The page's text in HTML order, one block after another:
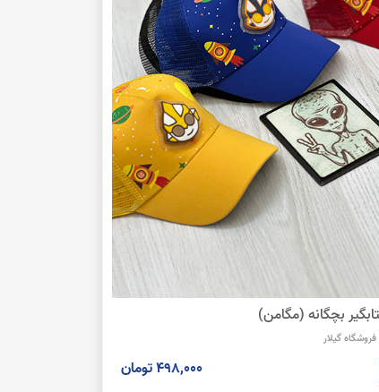
بچگانه (مگامن)
فروشگاه گیلار
498,000 تومان